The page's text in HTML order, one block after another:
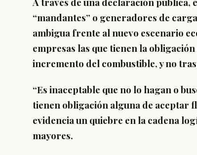
“mandantes” o generadores de
ambigua frente al nuevo escenario
empresas las que tienen la
incremento del combustible, y no
“Es inaceptable que no lo hagan o
tienen obligación alguna de aceptar
evidencia un quiebre en la cadena
mayores.